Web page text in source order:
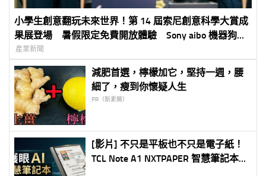
小學生創意翻玩未來世界！第 14 屆索尼創意科學大賞成
果展登場 暑假限定免費開放體驗 Sony aibo 機器狗、
裸視 3D 顯示器首度來台展出
產業新聞
減肥首選，檸檬加它，堅持一週，腰
細了，瘦到你懷疑人生
PR（新素簡）
[影片] 不只是平板也不只是電子紙！
TCL Note A1 NXTPAPER 智慧筆記本超